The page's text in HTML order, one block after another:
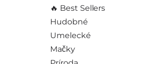
🔥 Best Sellers
Hudobné
Umelecké
Mačky